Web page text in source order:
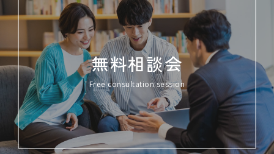
無料相談会
Free consultation session